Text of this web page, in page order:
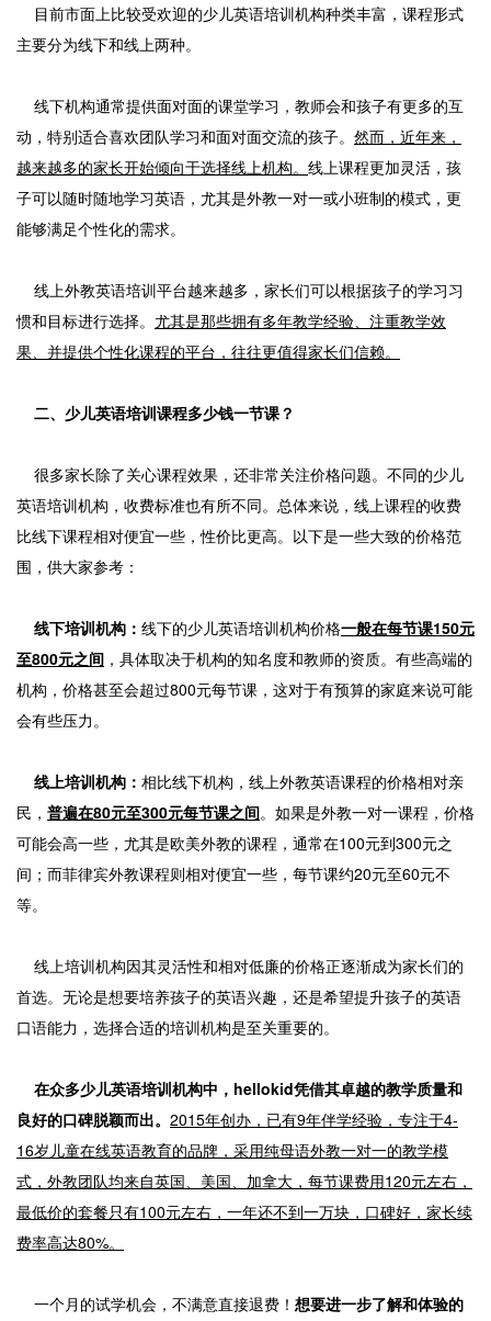
目前市面上比较受欢迎的少儿英语培训机构种类丰富，课程形式
主要分为线下和线上两种。
线下机构通常提供面对面的课堂学习，教师会和孩子有更多的互
动，特别适合喜欢团队学习和面对面交流的孩子。 然而，近年来，
越来越多的家长开始倾向于选择线上机构。 线上课程更加灵活，孩
子可以随时随地学习英语，尤其是外教一对一或小班制的模式，更
能够满足个性化的需求。
线上外教英语培训平台越来越多，家长们可以根据孩子的学习习
惯和目标进行选择。 尤其是那些拥有多年教学经验、注重教学效
果、并提供个性化课程的平台，往往更值得家长们信赖。
二、少儿英语培训课程多少钱一节课？
很多家长除了关心课程效果，还非常关注价格问题。不同的少儿
英语培训机构，收费标准也有所不同。总体来说，线上课程的收费
比线下课程相对便宜一些，性价比更高。以下是一些大致的价格范
围，供大家参考：
线下培训机构： 线下的少儿英语培训机构价格一般在每节课150元
至800元之间 ，具体取决于机构的知名度和教师的资质。有些高端的
机构，价格甚至会超过800元每节课，这对于有预算的家庭来说可能
会有些压力。
线上培训机构： 相比线下机构，线上外教英语课程的价格相对亲
民， 普遍在80元至300元每节课之间。如果是外教一对一课程，价格
可能会高一些，尤其是欧美外教的课程，通常在100元到300元之
间；而菲律宾外教课程则相对便宜一些，每节课约20元至60元不
等。
线上培训机构因其灵活性和相对低廉的价格正逐渐成为家长们的
首选。无论是想要培养孩子的英语兴趣，还是希望提升孩子的英语
口语能力，选择合适的培训机构是至关重要的。
在众多少儿英语培训机构中，hellokid凭借其卓越的教学质量和
良好的口碑脱颖而出。 2015年创办，已有9年伴学经验，专注于4-
16岁儿童在线英语教育的品牌，采用纯母语外教一对一的教学模
式，外教团队均来自英国、美国、加拿大，每节课费用120元左右，
最低价的套餐只有100元左右，一年还不到一万块，口碑好，家长续
费率高达80%。
一个月的试学机会，不满意直接退费！ 想要进一步了解和体验的